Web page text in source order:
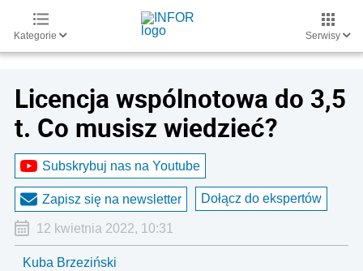
Kategorie Serwisy
Licencja wspólnotowa do 3,5
t. Co musisz wiedzieć?
Subskrybuj nas na Youtube
Zapisz się na newsletter Dołącz do ekspertów
12 kwietnia 2022, 10:31
Kuba Brzeziński